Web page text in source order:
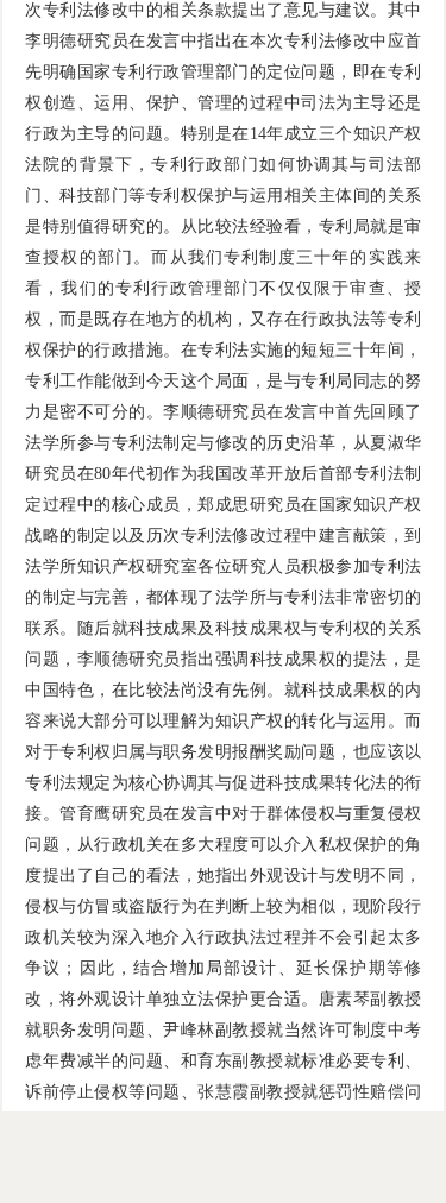
次专利法修改中的相关条款提出了意见与建议。其中
李明德研究员在发言中指出在本次专利法修改中应首
先明确国家专利行政管理部门的定位问题，即在专利
权创造、运用、保护、管理的过程中司法为主导还是
行政为主导的问题。特别是在14年成立三个知识产权
法院的背景下，专利行政部门如何协调其与司法部
门、科技部门等专利权保护与运用相关主体间的关系
是特别值得研究的。从比较法经验看，专利局就是审
查授权的部门。而从我们专利制度三十年的实践来
看，我们的专利行政管理部门不仅仅限于审查、授
权，而是既存在地方的机构，又存在行政执法等专利
权保护的行政措施。在专利法实施的短短三十年间，
专利工作能做到今天这个局面，是与专利局同志的努
力是密不可分的。李顺德研究员在发言中首先回顾了
法学所参与专利法制定与修改的历史沿革，从夏淑华
研究员在80年代初作为我国改革开放后首部专利法制
定过程中的核心成员，郑成思研究员在国家知识产权
战略的制定以及历次专利法修改过程中建言献策，到
法学所知识产权研究室各位研究人员积极参加专利法
的制定与完善，都体现了法学所与专利法非常密切的
联系。随后就科技成果及科技成果权与专利权的关系
问题，李顺德研究员指出强调科技成果权的提法，是
中国特色，在比较法尚没有先例。就科技成果权的内
容来说大部分可以理解为知识产权的转化与运用。而
对于专利权归属与职务发明报酬奖励问题，也应该以
专利法规定为核心协调其与促进科技成果转化法的衔
接。管育鹰研究员在发言中对于群体侵权与重复侵权
问题，从行政机关在多大程度可以介入私权保护的角
度提出了自己的看法，她指出外观设计与发明不同，
侵权与仿冒或盗版行为在判断上较为相似，现阶段行
政机关较为深入地介入行政执法过程并不会引起太多
争议；因此，结合增加局部设计、延长保护期等修
改，将外观设计单独立法保护更合适。唐素琴副教授
就职务发明问题、尹峰林副教授就当然许可制度中考
虑年费减半的问题、和育东副教授就标准必要专利、
诉前停止侵权等问题、张慧霞副教授就惩罚性赔偿问